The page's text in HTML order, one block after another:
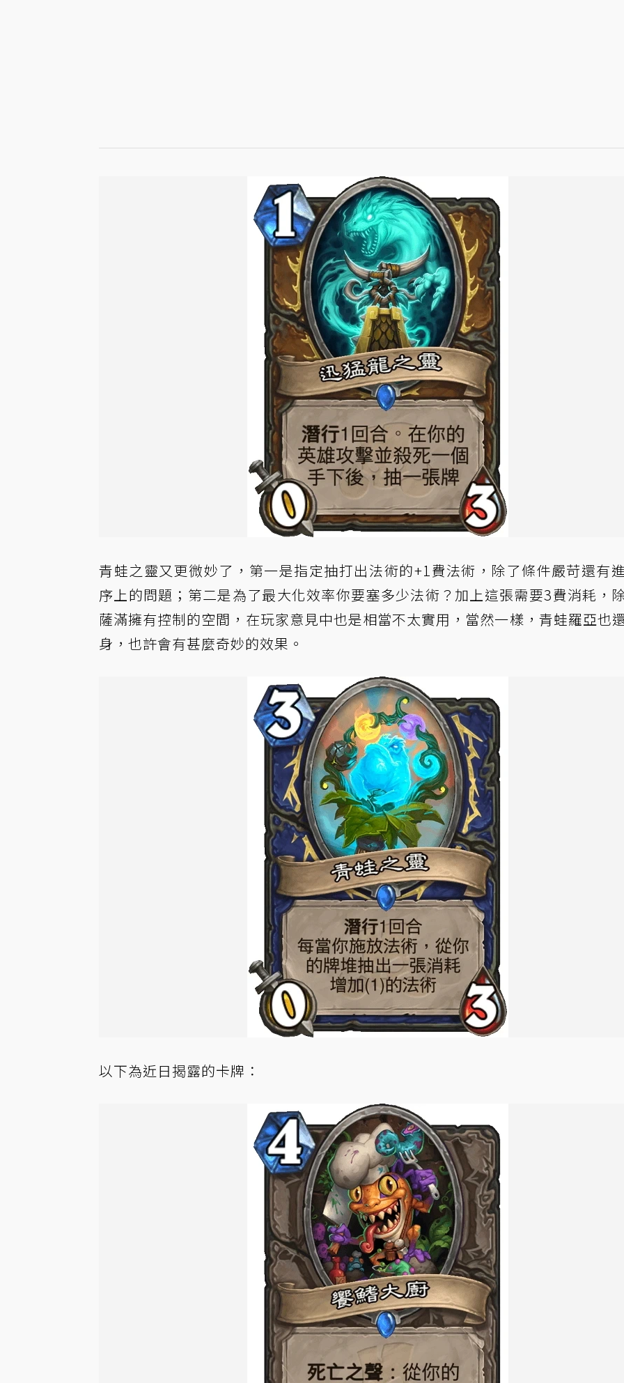
青蛙之靈又更微妙了，第一是指定抽打出法術的+1費法術，除了條件嚴苛還有
序上的問題；第二是為了最大化效率你要塞多少法術？加上這張需要3費消耗，
薩滿擁有控制的空間，在玩家意見中也是相當不太實用，當然一樣，青蛙羅亞也
身，也許會有甚麼奇妙的效果。
以下為近日揭露的卡牌：